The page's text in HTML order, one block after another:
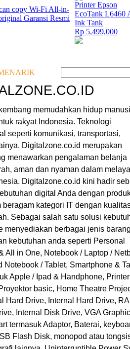
copy Wi-Fi All-in-
Garansi Resmi
Printer Epson
EcoTank L6460
Ink Tank
Rp 5,499,000
memudahkan hidup
rakyat Indonesia. Teknologi
seperti komunikasi, transportasi,
Digitalzone.co.id merupakan
menawarkan pengalaman belanja
aman dan nyaman dalam
Digitalzone.co.id kini hadir
digital Anda dengan
kategori IT dengan
Sebagai salah satu solusi
menyediakan berbagai jenis
kebutuhan anda seperti Personal
All in One, Notebook / Laptop /
Notebook / Tablet, Smartphone &
Apple / Ipad & Handphone,
basic, Home Theatre
Hard Drive, Internal Hard Drive,
Internal Disk Drive, VGA
termasuk Adaptor, Baterai,
Flash Disk, monopod atau